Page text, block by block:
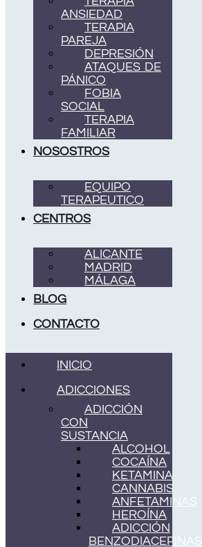
ANSIEDAD
TERAPIA
PAREJA
DEPRESIÓN
ATAQUES DE
PÁNICO
FOBIA
SOCIAL
TERAPIA
FAMILIAR
NOSOSTROS
EQUIPO
TERAPEUTICO
CENTROS
ALICANTE
MADRID
MÁLAGA
BLOG
CONTACTO
INICIO
ADICCIONES
ADICCIÓN
CON
SUSTANCIA
ALCOHOL
COCAÍNA
KETAMINA
CANNABIS
ANFETAMINAS
HEROÍNA
ADICCIÓN
BENZODIACEPINAS